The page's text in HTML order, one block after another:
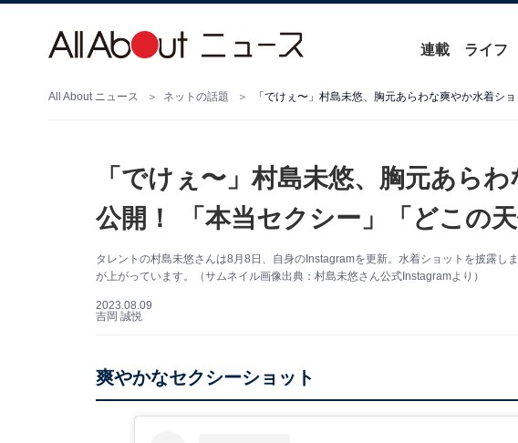
連載 ライフ
All About ニュース ネットの話題 「でけぇ〜」村島未悠、胸元あらわな爽やか水着シ
「でけぇ〜」村島未悠、胸元あら
公開！ 「本当セクシー」「どこの天
タレントの村島未悠さんは8月8日、自身のInstagramを更新。水着ショットを披露し
が上がっています。（サムネイル画像出典：村島未悠さん公式Instagramより）
2023.08.09
吉岡 誠悦
爽やかなセクシーショット